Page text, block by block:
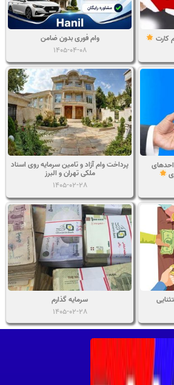
کارت
وام فوری بدون ضامن
1405-04-08
پرداخت وام آزاد و تامین سرمایه روی اسناد
ملکی تهران و البرز
1405-02-28
سرمایه گذارم
1405-02-28